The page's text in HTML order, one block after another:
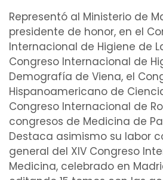
Representó al Ministerio de
presidente de honor, en el
Internacional de Higiene de
Congreso Internacional de
Demografía de Viena, el
Hispanoamericano de
Congreso Internacional de
congresos de Medicina de
Destaca asimismo su labor
general del XIV Congreso
Medicina, celebrado en